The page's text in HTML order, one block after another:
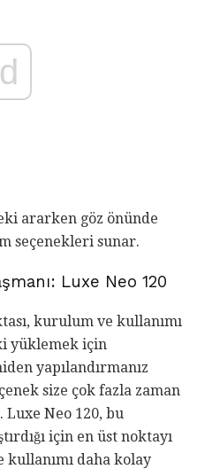
ararken göz önünde
seçenekleri sunar.
Luxe Neo 120
kurulum ve kullanımı
yüklemek için
yapılandırmanız
size çok fazla zaman
Luxe Neo 120, bu
için en üst noktayı
kullanımı daha kolay